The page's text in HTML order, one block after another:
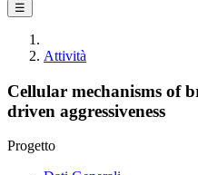
☰
Attività
Cellular mechanisms of
driven aggressiveness
Progetto